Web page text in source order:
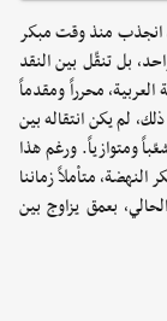
انجذب منذ وقت مبكر
بل تنقّل بين النقد
العربية، محرراً ومقدماً
لم يكن انتقاله بين
ومتوازياً. ورغم هذا
متأملاً زماننا
بعمق يزاوج بين